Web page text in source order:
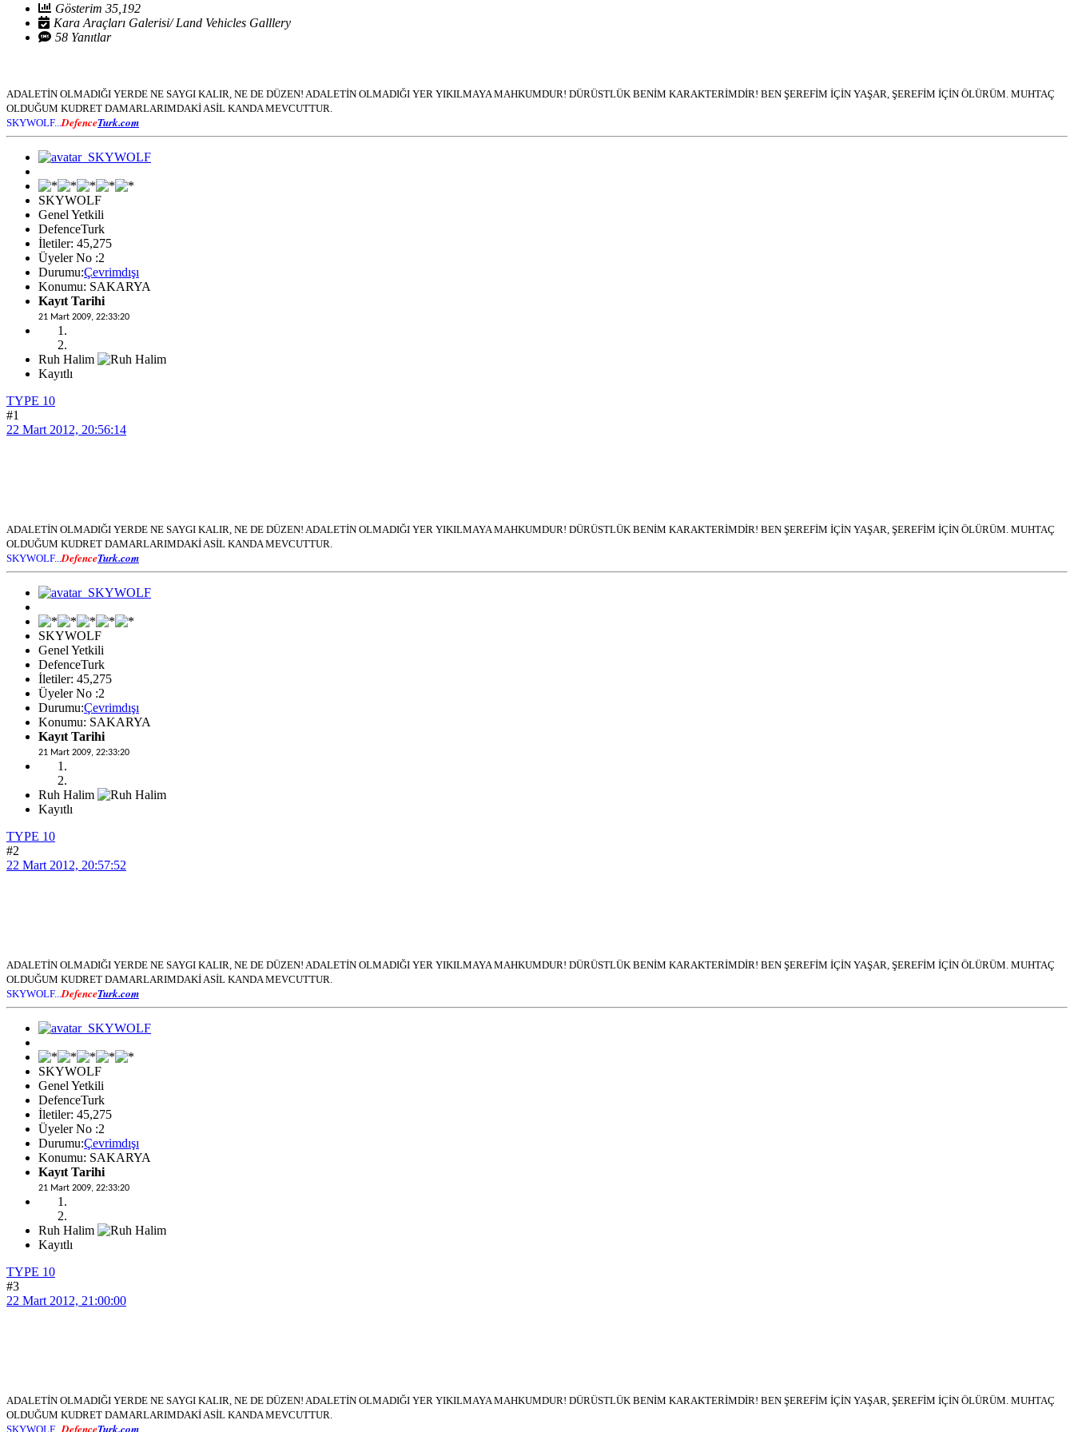
Gösterim 35,192
Kara Araçları Galerisi/ Land Vehicles Galllery
58 Yanıtlar
ADALETİN OLMADIĞI YERDE NE SAYGI KALIR, NE DE DÜZEN! ADALETİN OLMADIĞI YER YIKILMAYA MAHKUMDUR! DÜRÜSTLÜK BENİM KARAKTERİMDİR! BEN ŞEREFİM İÇİN YAŞAR, ŞEREFİM İÇİN ÖLÜRÜM. MUHTAÇ
OLDUĞUM KUDRET DAMARLARIMDAKİ ASİL KANDA MEVCUTTUR.
SKYWOLF... DefenceTurk.com
SKYWOLF
Genel Yetkili
DefenceTurk
İletiler: 45,275
Üyeler No :2
Durumu:Çevrimdışı
Konumu: SAKARYA
Kayıt Tarihi
21 Mart 2009, 22:33:20
Ruh Halim
Kayıtlı
TYPE 10
#1
22 Mart 2012, 20:56:14
ADALETİN OLMADIĞI YERDE NE SAYGI KALIR, NE DE DÜZEN! ADALETİN OLMADIĞI YER YIKILMAYA MAHKUMDUR! DÜRÜSTLÜK BENİM KARAKTERİMDİR! BEN ŞEREFİM İÇİN YAŞAR, ŞEREFİM İÇİN ÖLÜRÜM. MUHTAÇ
OLDUĞUM KUDRET DAMARLARIMDAKİ ASİL KANDA MEVCUTTUR.
SKYWOLF... DefenceTurk.com
SKYWOLF
Genel Yetkili
DefenceTurk
İletiler: 45,275
Üyeler No :2
Durumu:Çevrimdışı
Konumu: SAKARYA
Kayıt Tarihi
21 Mart 2009, 22:33:20
Ruh Halim
Kayıtlı
TYPE 10
#2
22 Mart 2012, 20:57:52
ADALETİN OLMADIĞI YERDE NE SAYGI KALIR, NE DE DÜZEN! ADALETİN OLMADIĞI YER YIKILMAYA MAHKUMDUR! DÜRÜSTLÜK BENİM KARAKTERİMDİR! BEN ŞEREFİM İÇİN YAŞAR, ŞEREFİM İÇİN ÖLÜRÜM. MUHTAÇ
OLDUĞUM KUDRET DAMARLARIMDAKİ ASİL KANDA MEVCUTTUR.
SKYWOLF... DefenceTurk.com
SKYWOLF
Genel Yetkili
DefenceTurk
İletiler: 45,275
Üyeler No :2
Durumu:Çevrimdışı
Konumu: SAKARYA
Kayıt Tarihi
21 Mart 2009, 22:33:20
Ruh Halim
Kayıtlı
TYPE 10
#3
22 Mart 2012, 21:00:00
ADALETİN OLMADIĞI YERDE NE SAYGI KALIR, NE DE DÜZEN! ADALETİN OLMADIĞI YER YIKILMAYA MAHKUMDUR! DÜRÜSTLÜK BENİM KARAKTERİMDİR! BEN ŞEREFİM İÇİN YAŞAR, ŞEREFİM İÇİN ÖLÜRÜM. MUHTAÇ
OLDUĞUM KUDRET DAMARLARIMDAKİ ASİL KANDA MEVCUTTUR.
SKYWOLF... DefenceTurk.com